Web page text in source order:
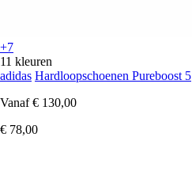
+7
11 kleuren
adidas Hardloopschoenen Pureboost 5
Vanaf € 130,00
€ 78,00